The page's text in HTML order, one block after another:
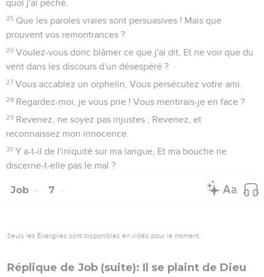
quoi j'ai péché.
25 Que les paroles vraies sont persuasives ! Mais que
prouvent vos remontrances ?
26 Voulez-vous donc blâmer ce que j'ai dit, Et ne voir que du
vent dans les discours d'un désespéré ?
27 Vous accablez un orphelin, Vous persécutez votre ami.
28 Regardez-moi, je vous prie ! Vous mentirais-je en face ?
29 Revenez, ne soyez pas injustes ; Revenez, et
reconnaissez mon innocence.
30 Y a-t-il de l'iniquité sur ma langue, Et ma bouche ne
discerne-t-elle pas le mal ?
Job 7
Seuls les Évangiles sont disponibles en vidéo pour le moment.
Réplique de Job (suite): Il se plaint de Dieu